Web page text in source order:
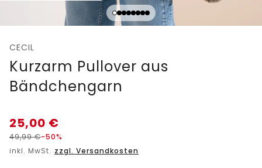
CECIL
Kurzarm Pullover aus
Bändchengarn
25,00 €
49,99€-50%
inkl. MwSt. zzgl. Versandkosten